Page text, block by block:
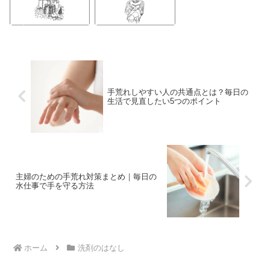
手荒れしやすい人の共通点とは？毎日の
生活で見直したい5つのポイント
主婦のための手荒れ対策まとめ｜毎日の
水仕事で手を守る方法
ホーム 洗剤のはなし